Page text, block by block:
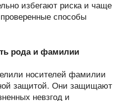
избегают риска и чаще
способы
рода и фамилии
носителей фамилии
защитой. Они защищают
невзгод и